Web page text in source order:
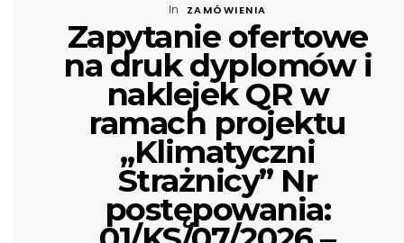
In ZAMÓWIENIA
Zapytanie ofertowe
na druk dyplomów i
naklejek QR w
ramach projektu
„Klimatyczni
Strażnicy” Nr
postępowania: